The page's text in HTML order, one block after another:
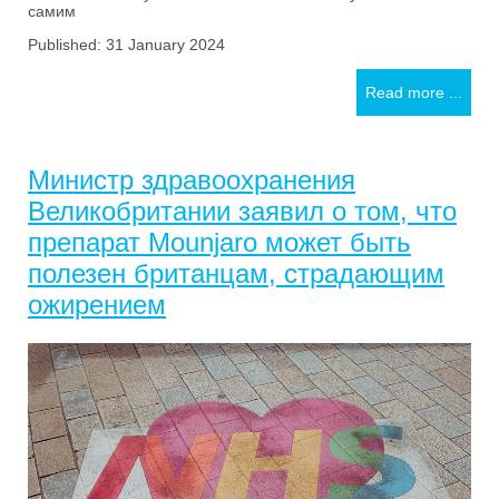
самим
Published: 31 January 2024
Read more ...
Министр здравоохранения
Великобритании заявил о том, что
препарат Mounjaro может быть
полезен британцам, страдающим
ожирением